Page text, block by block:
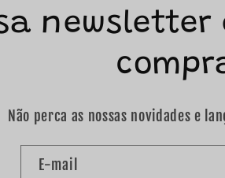
newsletter
Não perca as nossas novidades e
E-mail